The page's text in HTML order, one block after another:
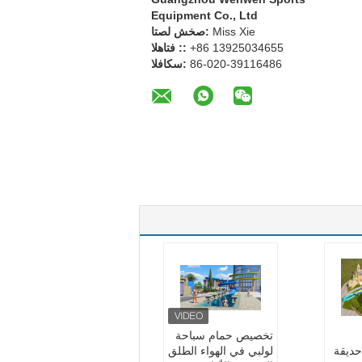
Equipment Co., Ltd
اتصل شخص: Miss Xie
الهاتف :: +86 13925034655
الفاكس: 86-020-39116486
تخصيص حمام سباحة
لولبي في الهواء الطلق
حديقة